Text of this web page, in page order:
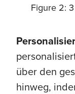
Figure 2:
über den
hinweg,